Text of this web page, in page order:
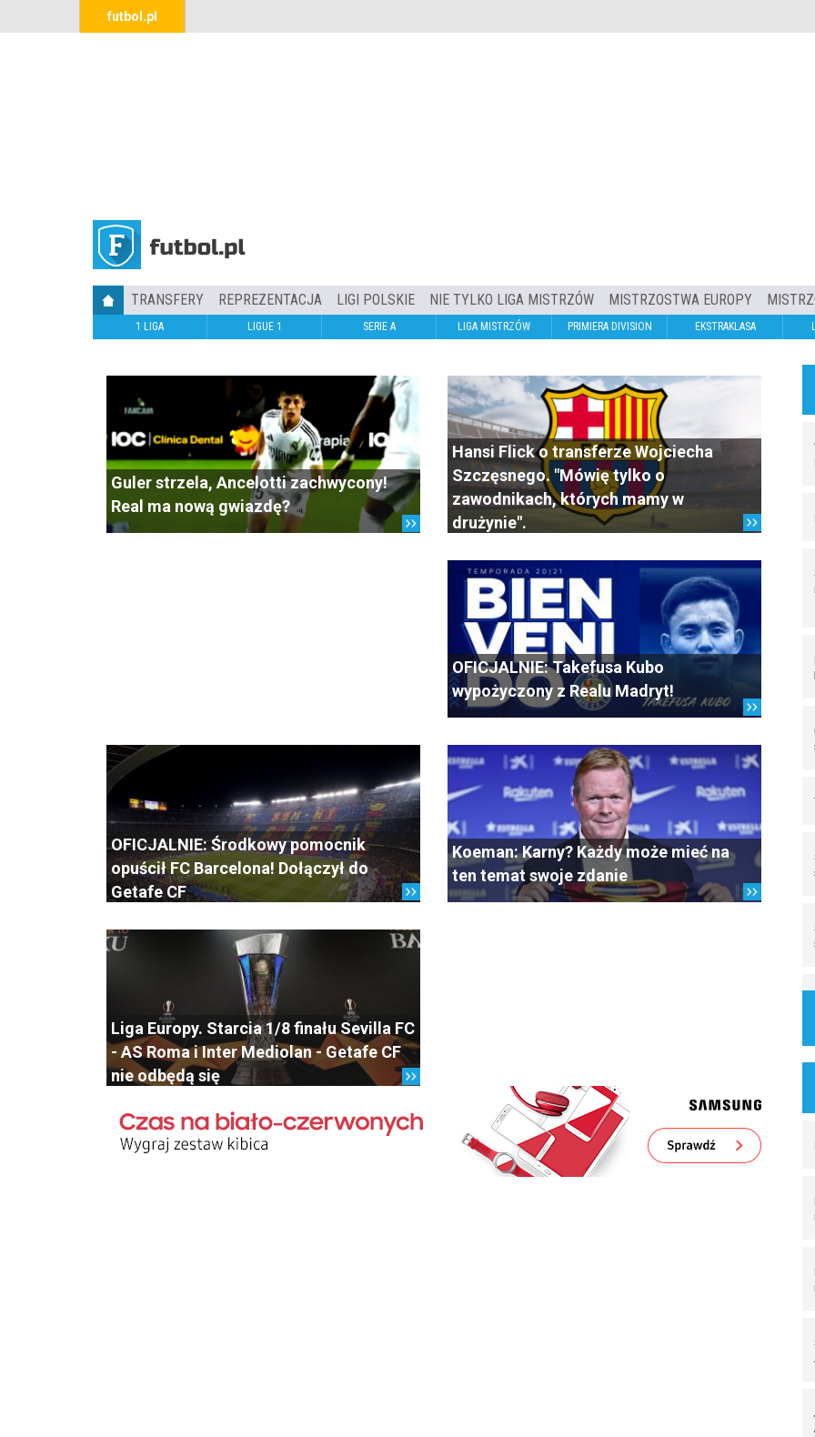
futbol.pl
TRANSFERY REPREZENTACJA LIGI POLSKIE NIE TYLKO LIGA MISTRZÓW MISTRZOSTWA EUROPY
1 LIGA LIGUE 1 SERIE A LIGA MISTRZÓW PRIMIERA DIVISION EKSTRAKLASA
Guler strzela, Ancelotti zachwycony!
Real ma nową gwiazdę?
Hansi Flick o transferze Wojciecha
Szczęsnego. "Mówię tylko o
zawodnikach, których mamy w
drużynie".
OFICJALNIE: Takefusa Kubo
wypożyczony z Realu Madryt!
OFICJALNIE: Środkowy pomocnik
opuścił FC Barcelona! Dołączył do
Getafe CF
Koeman: Karny? Każdy może mieć na
ten temat swoje zdanie
Liga Europy. Starcia 1/8 finału Sevilla FC
- AS Roma i Inter Mediolan - Getafe CF
nie odbędą się